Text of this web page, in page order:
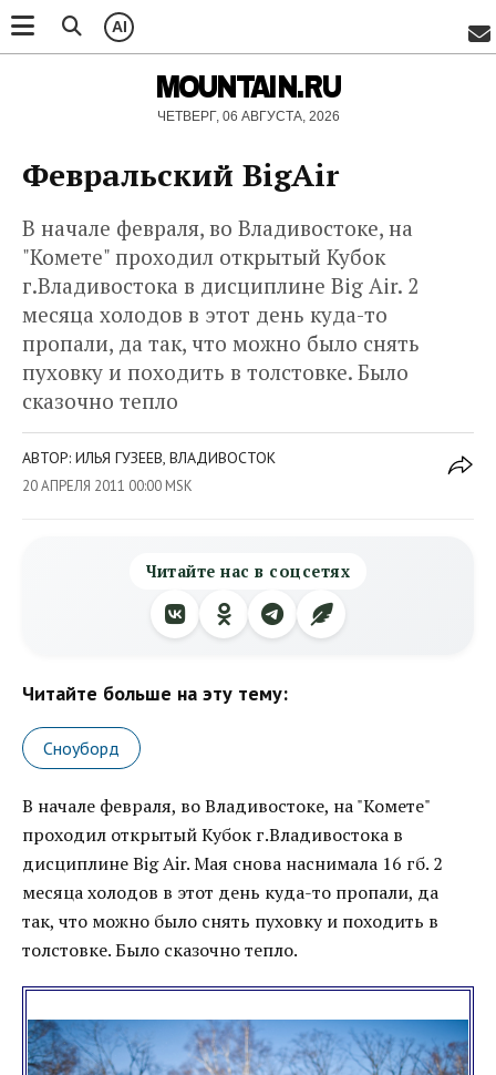
AI
MOUNTAIN.RU
ЧЕТВЕРГ, 06 АВГУСТА, 2026
Февральский BigAir
В начале февраля, во Владивостоке, на
"Комете" проходил открытый Кубок
г.Владивостока в дисциплине Big Air. 2
месяца холодов в этот день куда-то
пропали, да так, что можно было снять
пуховку и походить в толстовке. Было
сказочно тепло
АВТОР: ИЛЬЯ ГУЗЕЕВ, ВЛАДИВОСТОК
20 АПРЕЛЯ 2011 00:00 MSK
Читайте нас в соцсетях
Читайте больше на эту тему:
Сноуборд
В начале февраля, во Владивостоке, на "Комете"
проходил открытый Кубок г.Владивостока в
дисциплине Big Air. Мая снова наснимала 16 гб. 2
месяца холодов в этот день куда-то пропали, да
так, что можно было снять пуховку и походить в
толстовке. Было сказочно тепло.